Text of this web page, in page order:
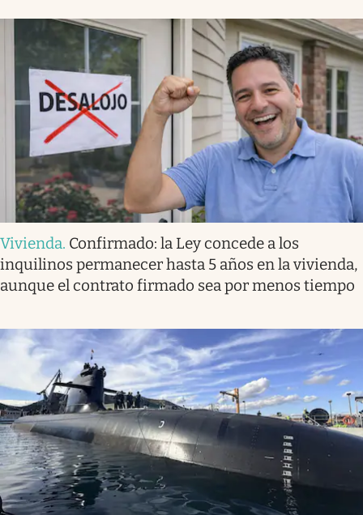
Vivienda. Confirmado: la Ley concede a los
inquilinos permanecer hasta 5 años en la vivienda,
aunque el contrato firmado sea por menos tiempo